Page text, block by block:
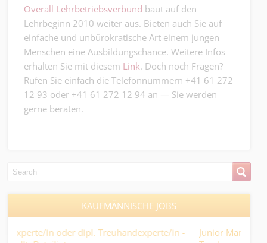
Overall Lehrbetriebsverbund baut auf den
Lehrbeginn 2010 weiter aus. Bieten auch Sie auf
einfache und unbürokratische Art einem jungen
Menschen eine Ausbildungschance. Weitere Infos
erhalten Sie mit diesem Link. Doch noch Fragen?
Rufen Sie einfach die Telefonnummern +41 61 272
12 93 oder +41 61 272 12 94 an — Sie werden
gerne beraten.
KAUFMÄNNISCHE JOBS
Junior Mandatsleiter:in Treuhand - bitte kein